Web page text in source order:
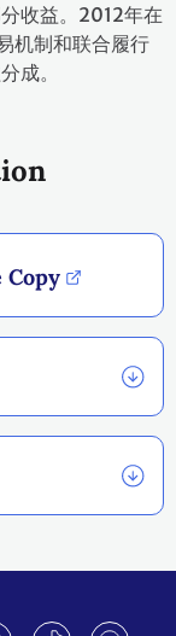
收益。2012年在
机制和联合履行
成。